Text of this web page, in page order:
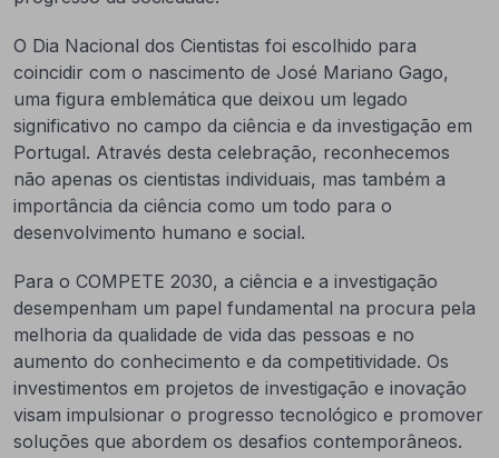
O Dia Nacional dos Cientistas foi escolhido para
coincidir com o nascimento de José Mariano Gago,
uma figura emblemática que deixou um legado
significativo no campo da ciência e da investigação em
Portugal. Através desta celebração, reconhecemos
não apenas os cientistas individuais, mas também a
importância da ciência como um todo para o
desenvolvimento humano e social.
Para o COMPETE 2030, a ciência e a investigação
desempenham um papel fundamental na procura pela
melhoria da qualidade de vida das pessoas e no
aumento do conhecimento e da competitividade. Os
investimentos em projetos de investigação e inovação
visam impulsionar o progresso tecnológico e promover
soluções que abordem os desafios contemporâneos.